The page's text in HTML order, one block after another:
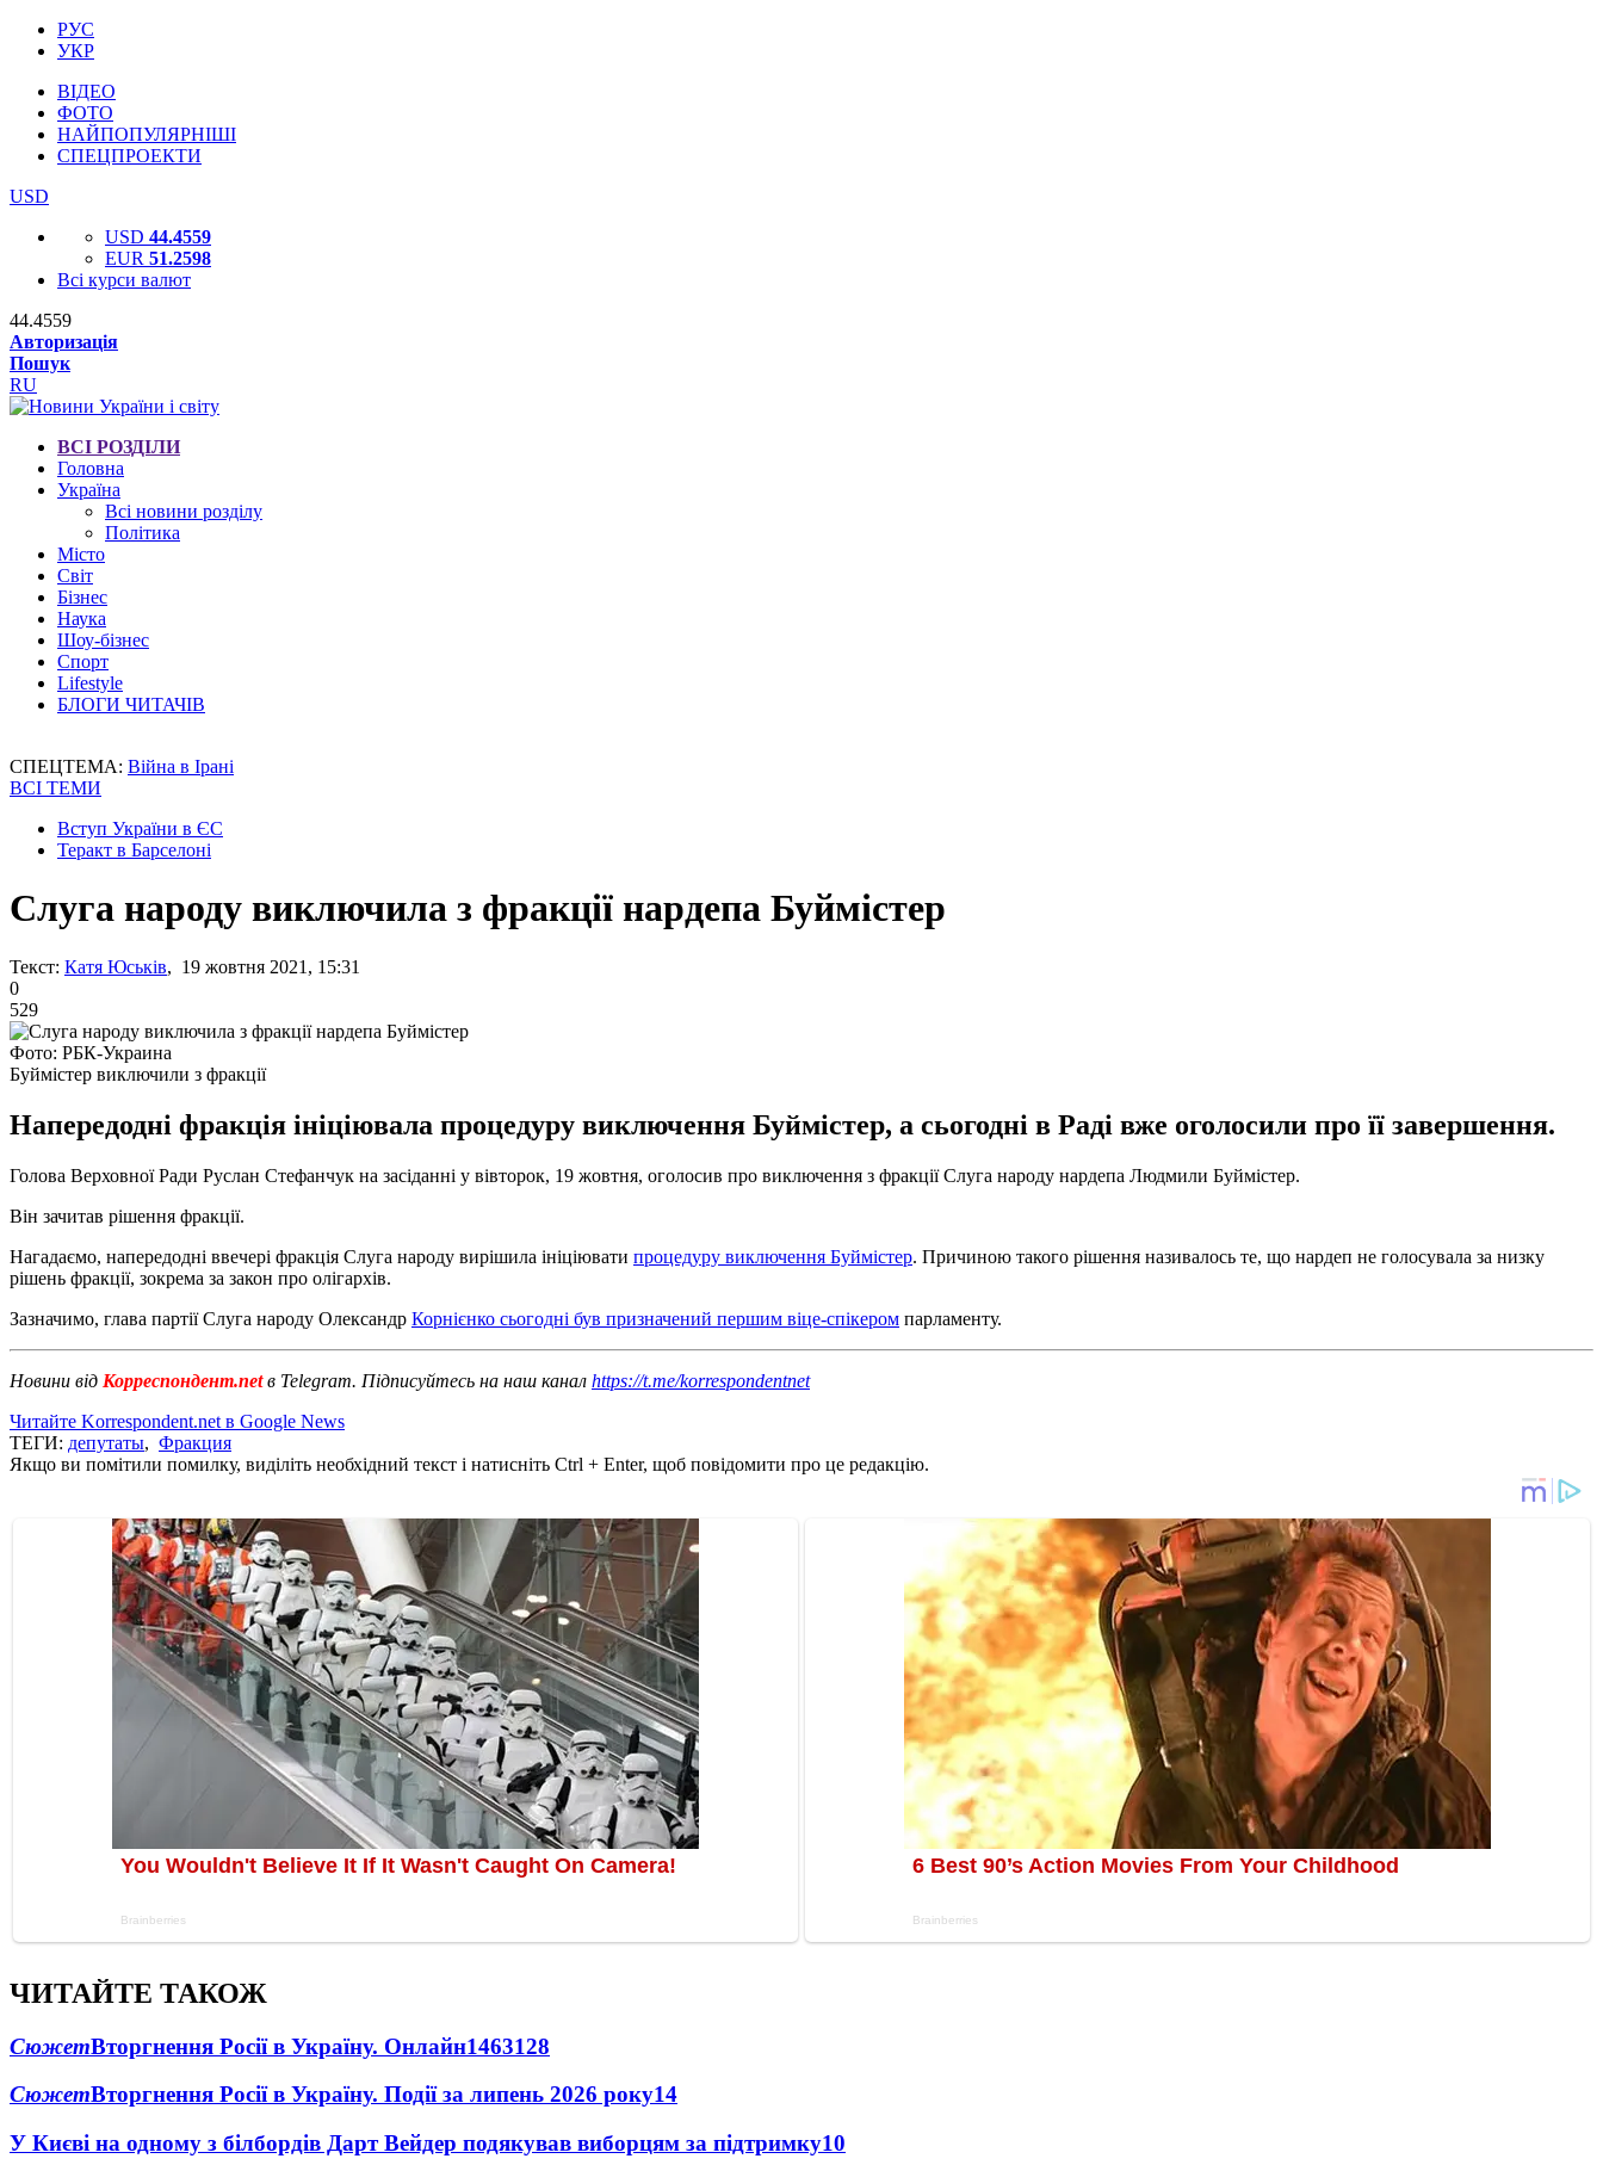
РУС
УКР
ВІДЕО
ФОТО
НАЙПОПУЛЯРНІШІ
СПЕЦПРОЕКТИ
USD
USD 44.4559
EUR 51.2598
Всі курси валют
44.4559
Авторизація
Пошук
RU
ВСІ РОЗДІЛИ
Головна
Україна
Всі новини розділу
Політика
Місто
Світ
Бізнес
Наука
Шоу-бізнес
Спорт
Lifestyle
БЛОГИ ЧИТАЧІВ
СПЕЦТЕМА: Війна в Ірані
ВСІ ТЕМИ
Вступ України в ЄС
Теракт в Барселоні
Слуга народу виключила з фракції нардепа Буймістер
Текст: Катя Юськів, 19 жовтня 2021, 15:31
0
529
Фото: РБК-Украина
Буймістер виключили з фракції
Напередодні фракція ініціювала процедуру виключення Буймістер, а сьогодні в Раді вже оголосили про її завершення.
Голова Верховної Ради Руслан Стефанчук на засіданні у вівторок, 19 жовтня, оголосив про виключення з фракції Слуга народу нардепа Людмили Буймістер.
Він зачитав рішення фракції.
Нагадаємо, напередодні ввечері фракція Слуга народу вирішила ініціювати процедуру виключення Буймістер. Причиною такого рішення називалось те, що нардеп не голосувала за низку
рішень фракції, зокрема за закон про олігархів.
Зазначимо, глава партії Слуга народу Олександр Корнієнко сьогодні був призначений першим віце-спікером парламенту.
Новини від Корреспондент.netв Telegram. Підписуйтесь на наш канал https://t.me/korrespondentnet
Читайте Korrespondent.net в Google News
ТЕГИ: депутаты, Фракция
Якщо ви помітили помилку, виділіть необхідний текст і натисніть Ctrl + Enter, щоб повідомити про це редакцію.
ЧИТАЙТЕ ТАКОЖ
СюжетВторгнення Росії в Україну. Онлайн1463128
СюжетВторгнення Росії в Україну. Події за липень 2026 року14
У Києві на одному з білбордів Дарт Вейдер подякував виборцям за підтримку10